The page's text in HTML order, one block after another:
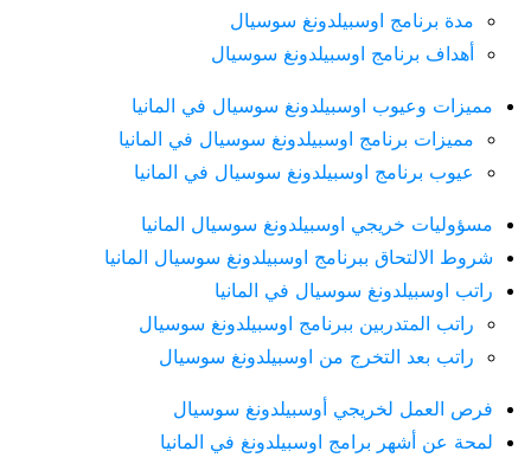
مدة برنامج اوسبيلدونغ سوسيال
أهداف برنامج اوسبيلدونغ سوسيال
مميزات وعيوب اوسبيلدونغ سوسيال في المانيا
مميزات برنامج اوسبيلدونغ سوسيال في المانيا
عيوب برنامج اوسبيلدونغ سوسيال في المانيا
مسؤوليات خريجي اوسبيلدونغ سوسيال المانيا
شروط الالتحاق ببرنامج اوسبيلدونغ سوسيال المانيا
راتب اوسبيلدونغ سوسيال في المانيا
راتب المتدربين ببرنامج اوسبيلدونغ سوسيال
راتب بعد التخرج من اوسبيلدونغ سوسيال
فرص العمل لخريجي أوسبيلدونغ سوسيال
لمحة عن أشهر برامج اوسبيلدونغ في المانيا